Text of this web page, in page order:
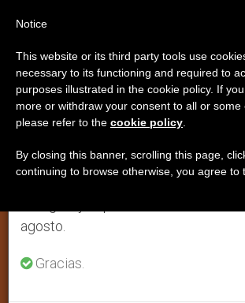
ANÁLISIS, MATRIMONIO Y FAMILIA,PRO VIDA
Los Encuestados Conservadores Reportaron
Aviso importante
Del 27 de julio al 7 de agosto
anual, aprovechando que en el
se generan menos informaciones y
agosto.
Gracias.
Notice
This website or its third party tools use
necessary to its functioning and required to
purposes illustrated in the cookie policy. If
more or withdraw your consent to all or some
please refer to the cookie policy
By closing this banner, scrolling this page,
continuing to browse otherwise, you agree to